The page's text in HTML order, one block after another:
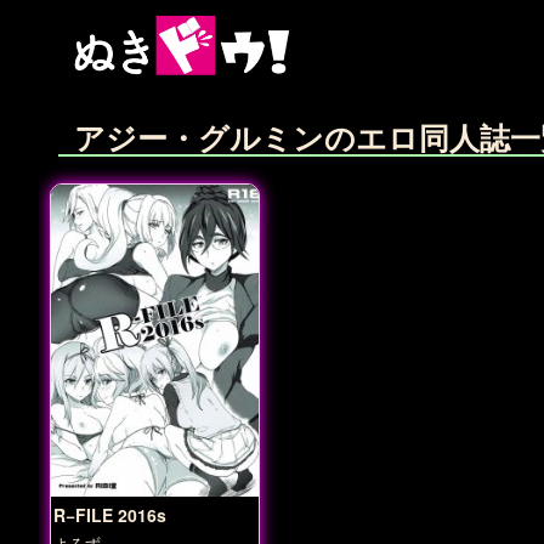
アジー・グルミンのエロ同人誌
R−FILE 2016s